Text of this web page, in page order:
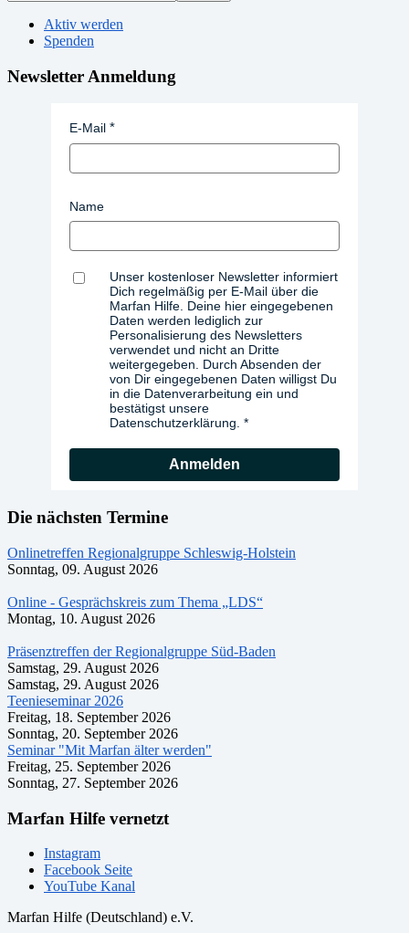
Aktiv werden
Spenden
Newsletter Anmeldung
E-Mail
Name
Unser kostenloser Newsletter informiert
Dich regelmäßig per E-Mail über die
Marfan Hilfe. Deine hier eingegebenen
Daten werden lediglich zur
Personalisierung des Newsletters
verwendet und nicht an Dritte
weitergegeben. Durch Absenden der
von Dir eingegebenen Daten willigst Du
in die Datenverarbeitung ein und
bestätigst unsere
Datenschutzerklärung.
Anmelden
Die nächsten Termine
Onlinetreffen Regionalgruppe Schleswig-Holstein
Sonntag, 09. August 2026
Online - Gesprächskreis zum Thema „LDS“
Montag, 10. August 2026
Präsenztreffen der Regionalgruppe Süd-Baden
Samstag, 29. August 2026
Samstag, 29. August 2026
Teenieseminar 2026
Freitag, 18. September 2026
Sonntag, 20. September 2026
Seminar "Mit Marfan älter werden"
Freitag, 25. September 2026
Sonntag, 27. September 2026
Marfan Hilfe vernetzt
Instagram
Facebook Seite
YouTube Kanal
Marfan Hilfe (Deutschland) e.V.